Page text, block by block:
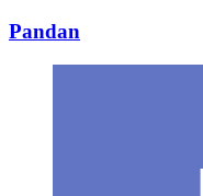
Pandan